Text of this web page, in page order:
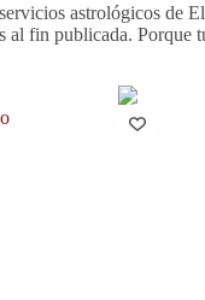
astrológicos de
fin publicada. Porque